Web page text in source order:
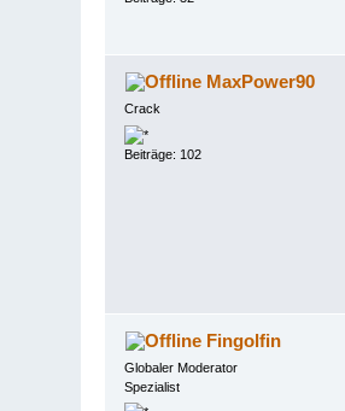
MaxPower90
Crack
Beiträge: 102
Fingolfin
Globaler Moderator
Spezialist